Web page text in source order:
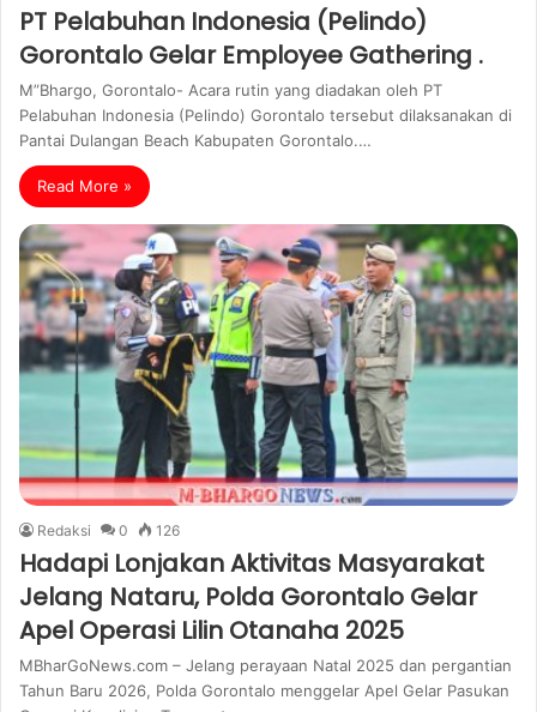
PT Pelabuhan Indonesia (Pelindo)
Gorontalo Gelar Employee Gathering .
M”Bhargo, Gorontalo- Acara rutin yang diadakan oleh PT
Pelabuhan Indonesia (Pelindo) Gorontalo tersebut dilaksanakan di
Pantai Dulangan Beach Kabupaten Gorontalo.…
Read More »
Redaksi 0 126
Hadapi Lonjakan Aktivitas Masyarakat
Jelang Nataru, Polda Gorontalo Gelar
Apel Operasi Lilin Otanaha 2025
MBharGoNews.com – Jelang perayaan Natal 2025 dan pergantian
Tahun Baru 2026, Polda Gorontalo menggelar Apel Gelar Pasukan